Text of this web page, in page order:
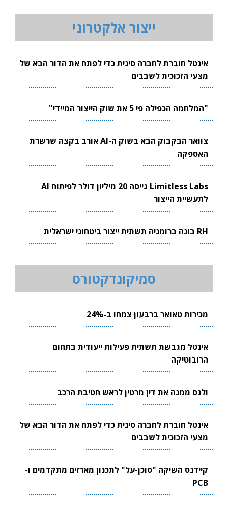
ייצור אלקטרוני
אינטל חוברת לחברה סינית כדי לפתח את הדור הבא של
מצעי הזכוכית לשבבים
"המלחמה הכפילה פי 5 את שוק הייצור המיידי"
צוואר הבקבוק הבא בשוק ה-AI אורב בקצה שרשרת
האספקה
Limitless Labs גייסה 20 מיליון דולר לפיתוח AI
לתעשיית הייצור
RH בונה ברומניה תשתית ייצור ביטחוני ישראלית
סמיקונדקטורס
מכירות טאואר ברבעון צמחו ב-24%
אינטל מגבשת תשתית פעילות ייעודית בתחום
הרובוטיקה
ולנס ממנה את דין מרטין לראש חטיבת הרכב
אינטל חוברת לחברה סינית כדי לפתח את הדור הבא של
מצעי הזכוכית לשבבים
קיידנס השיקה "סוכן-על" לתכנון מארזים מתקדמים ו-
PCB